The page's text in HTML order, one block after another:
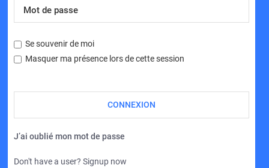
Se souvenir de moi
Masquer ma présence lors de cette session
J’ai oublié mon mot de passe
Don't have a user? Signup now